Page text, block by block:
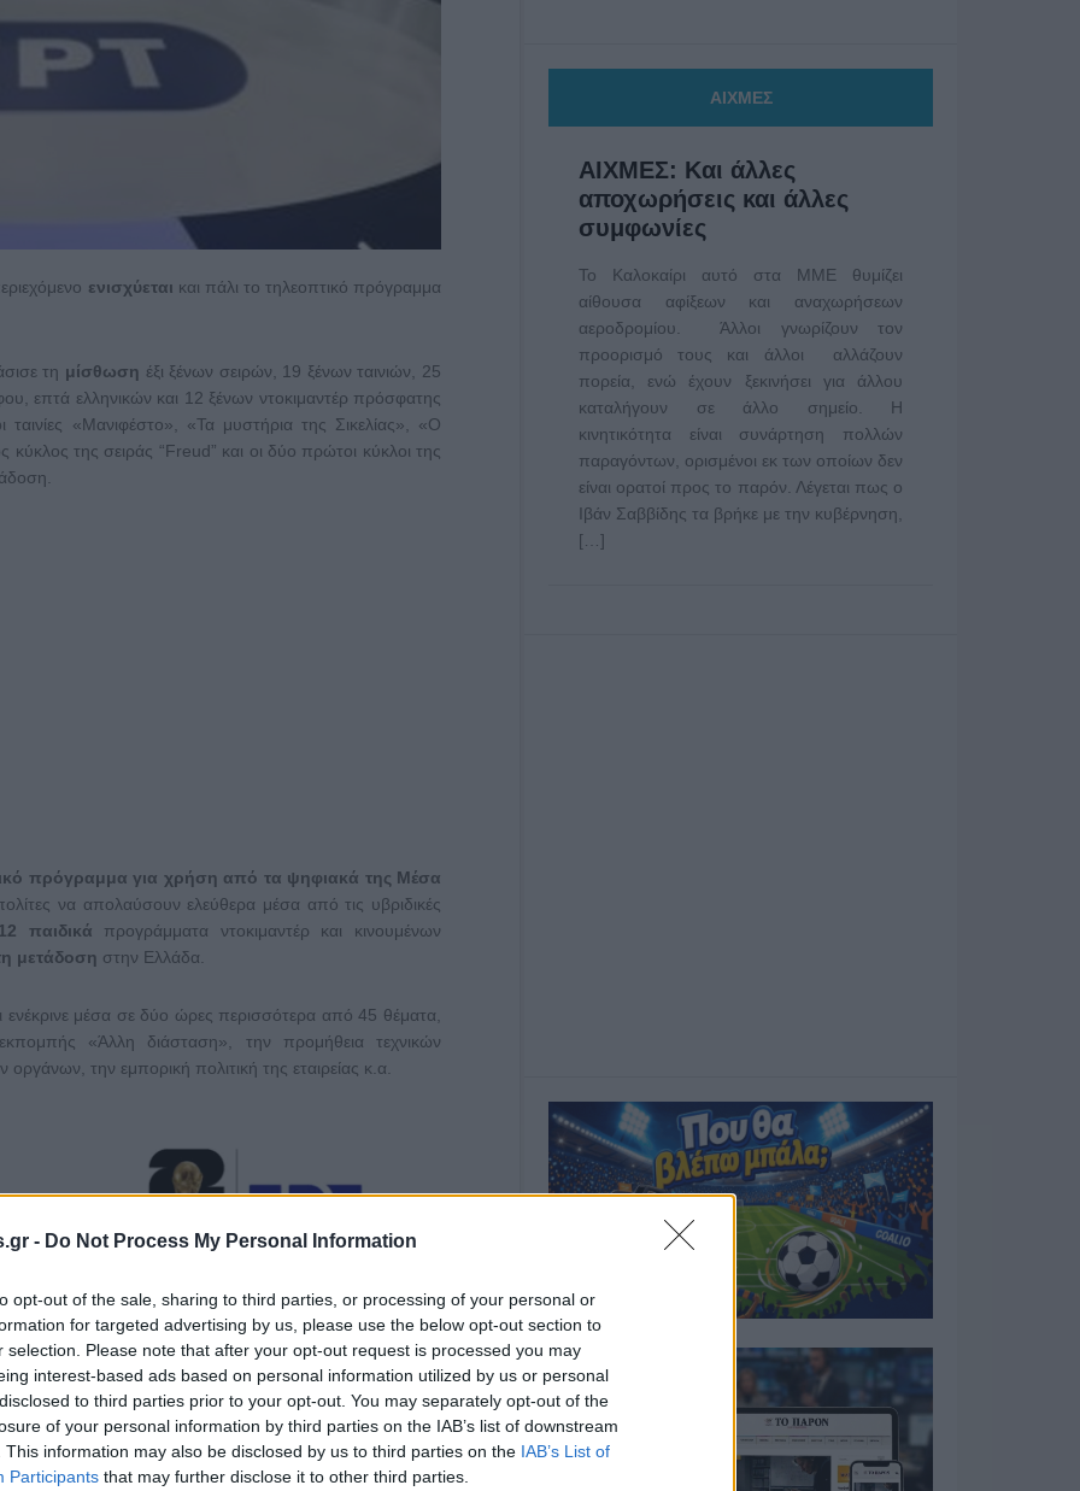
- Do Not Process My Personal Information
opt-out of the sale, sharing to third parties, or processing of your personal or
for targeted advertising by us, please use the below opt-out section to
selection. Please note that after your opt-out request is processed you may
interest-based ads based on personal information utilized by us or personal
to third parties prior to your opt-out. You may separately opt-out of the
of your personal information by third parties on the IAB’s list of downstream
This information may also be disclosed by us to third parties on the IAB’s List of
Participants that may further disclose it to other third parties.
ενισχύεται και πάλι το τηλεοπτικό πρόγραμμα
τη μίσθωση έξι ξένων σειρών, 19 ξένων ταινιών, 25
επτά ελληνικών και 12 ξένων ντοκιμαντέρ πρόσφατης
«Μανιφέστο», «Τα μυστήρια της Σικελίας», «Ο
της σειράς “Freud” και οι δύο πρώτοι κύκλοι της
πρόγραμμα για χρήση από τα ψηφιακά της Μέσα
να απολαύσουν ελεύθερα μέσα από τις υβριδικές
παιδικά προγράμματα ντοκιμαντέρ και κινουμένων
μετάδοση στην Ελλάδα.
ενέκρινε μέσα σε δύο ώρες περισσότερα από 45 θέματα,
«Άλλη διάσταση», την προμήθεια τεχνικών
την εμπορική πολιτική της εταιρείας κ.α.
Ρεκόρ τηλεθέασης σε Eurovision και
Mundial το 2026
ΑΙΧΜΕΣ
ΑΙΧΜΕΣ: Και άλλες
αποχωρήσεις και άλλες
συμφωνίες
Το Καλοκαίρι αυτό στα ΜΜΕ θυμίζει
αίθουσα αφίξεων και αναχωρήσεων
αεροδρομίου. Άλλοι γνωρίζουν τον
προορισμό τους και άλλοι αλλάζουν
πορεία, ενώ έχουν ξεκινήσει για άλλου
καταλήγουν σε άλλο σημείο. Η
κινητικότητα είναι συνάρτηση πολλών
παραγόντων, ορισμένοι εκ των οποίων δεν
είναι ορατοί προς το παρόν. Λέγεται πως ο
Ιβάν Σαββίδης τα βρήκε με την κυβέρνηση,
[…]